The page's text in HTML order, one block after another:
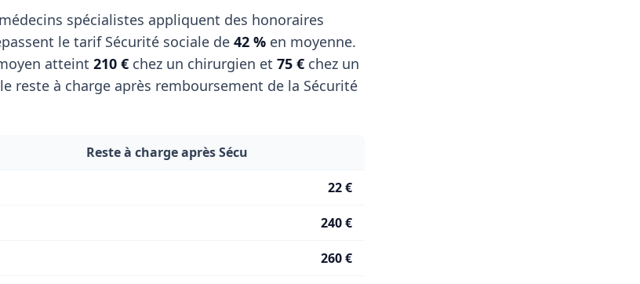
spécialistes appliquent des honoraires
le tarif Sécurité sociale de 42 % en moyenne.
atteint 210 € chez un chirurgien et 75 € chez un
reste à charge après remboursement de la Sécurité
Reste à charge après Sécu
22 €
240 €
260 €